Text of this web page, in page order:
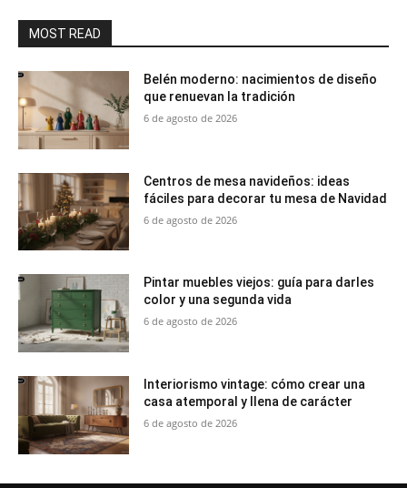
MOST READ
Belén moderno: nacimientos de diseño
que renuevan la tradición
6 de agosto de 2026
Centros de mesa navideños: ideas
fáciles para decorar tu mesa de Navidad
6 de agosto de 2026
Pintar muebles viejos: guía para darles
color y una segunda vida
6 de agosto de 2026
Interiorismo vintage: cómo crear una
casa atemporal y llena de carácter
6 de agosto de 2026